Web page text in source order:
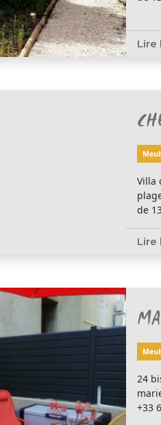
Lire
Villa
de
Lire
24
+33